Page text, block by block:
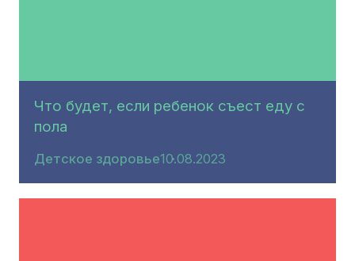
Что будет, если ребенок съест еду с
пола
Детское здоровье10.08.2023